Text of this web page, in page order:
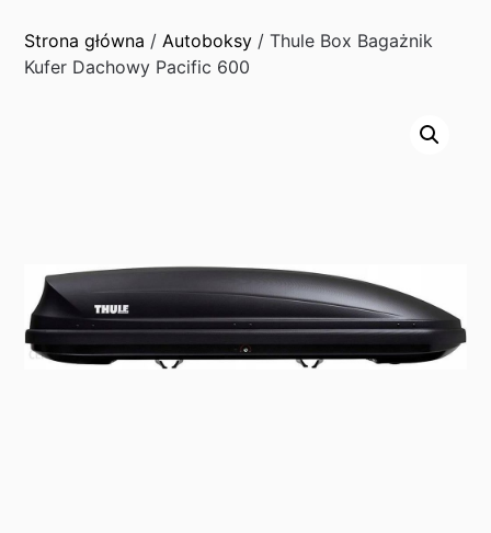
Strona główna /Autoboksy / Thule Box Bagażnik
Kufer Dachowy Pacific 600